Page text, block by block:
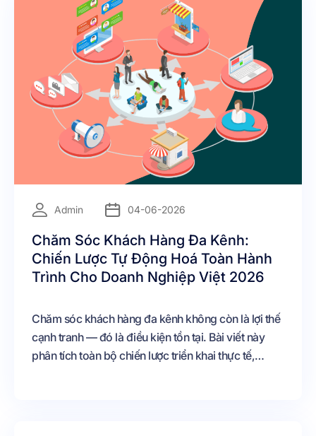
mạng xã hội trước khi đưa ra quyết định mua hàng.
Chính vì vậy, Social CRM ra đời như một giải pháp
giúp doanh nghiệp quản lý toàn bộ hoạt động
tương tác với khách hàng trên nền tảng mạng xã hội
một cách tập trung và hiệu quả hơn.
Admin 04-06-2026
Chăm Sóc Khách Hàng Đa Kênh:
Chiến Lược Tự Động Hoá Toàn Hành
Trình Cho Doanh Nghiệp Việt 2026
Chăm sóc khách hàng đa kênh không còn là lợi thế
cạnh tranh — đó là điều kiện tồn tại. Bài viết này
phân tích toàn bộ chiến lược triển khai thực tế,